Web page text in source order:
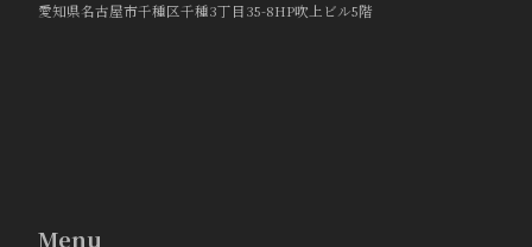
愛知県名古屋市千種区千種3丁目35-8HP吹上ビル5階
Menu